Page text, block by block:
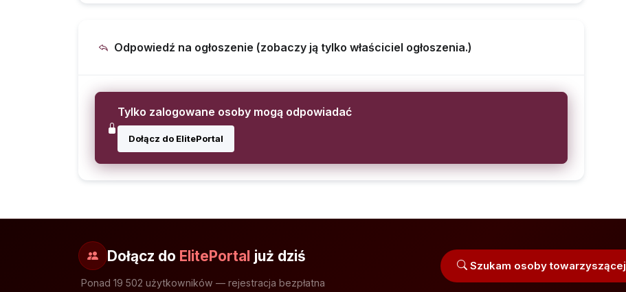
Odpowiedź na ogłoszenie (zobaczy ją tylko właściciel ogłoszenia.)
Tylko zalogowane osoby mogą odpowiadać
Dołącz do ElitePortal
Dołącz do ElitePortal już dziś
Ponad 19 502 użytkowników — rejestracja bezpłatna
Szukam osoby towarzyszącej